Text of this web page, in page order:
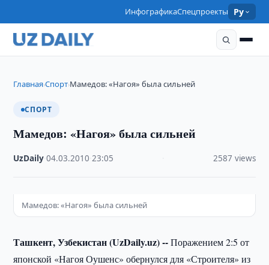
ИнфографикаСпецпроекты Ру
Главная›Спорт›Мамедов: «Нагоя» была сильней
СПОРТ
Мамедов: «Нагоя» была сильней
UzDaily ·04.03.2010 ·23:05 2587 views
Мамедов: «Нагоя» была сильней
Ташкент, Узбекистан (UzDaily.uz) --Поражением 2:5 от
японской «Нагоя Оушенс» обернулся для «Строителя» из